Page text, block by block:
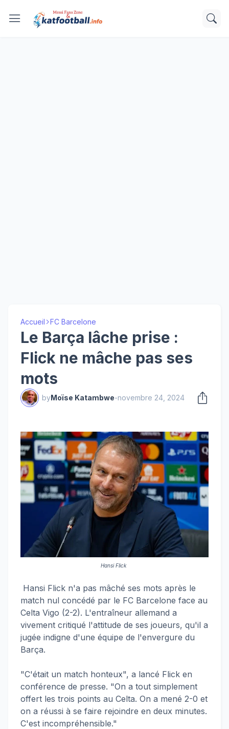
Accueil FC Barcelone
Le Barça lâche prise :
Flick ne mâche pas ses
mots
byMoïse Katambwe-novembre 24, 2024
Hansi Flick
Hansi Flick n'a pas mâché ses mots après le
match nul concédé par le FC Barcelone face au
Celta Vigo (2-2). L'entraîneur allemand a
vivement critiqué l'attitude de ses joueurs, qu'il a
jugée indigne d'une équipe de l'envergure du
Barça.
"C'était un match honteux", a lancé Flick en
conférence de presse. "On a tout simplement
offert les trois points au Celta. On a mené 2-0 et
on a réussi à se faire rejoindre en deux minutes.
C'est incompréhensible."